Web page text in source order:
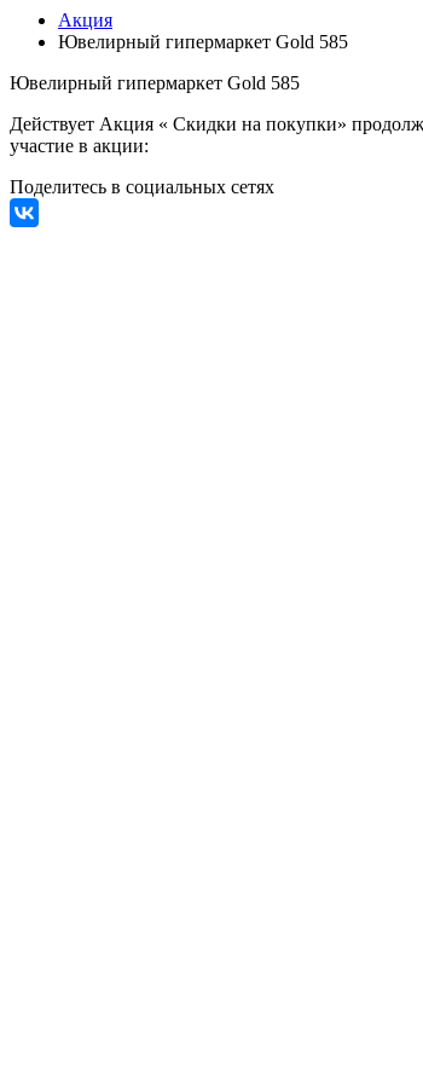
Акция
Ювелирный гипермаркет Gold 585
Ювелирный гипермаркет Gold 585
Действует Акция « Скидки на покупки»
участие в акции:
Поделитесь в социальных сетях